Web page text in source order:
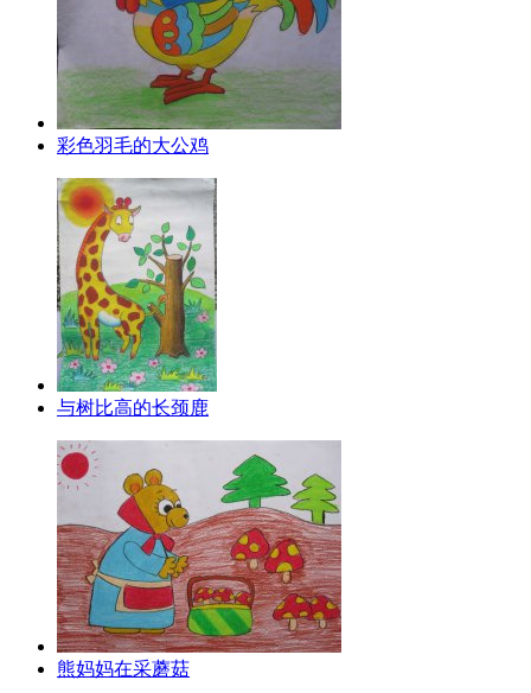
彩色羽毛的大公鸡
与树比高的长颈鹿
熊妈妈在采蘑菇